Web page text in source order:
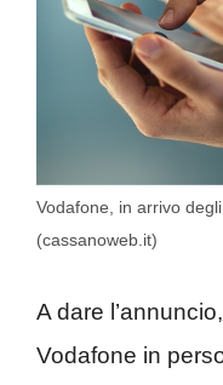
Vodafone, in arrivo
(cassanoweb.it)
A dare
Vodafone in